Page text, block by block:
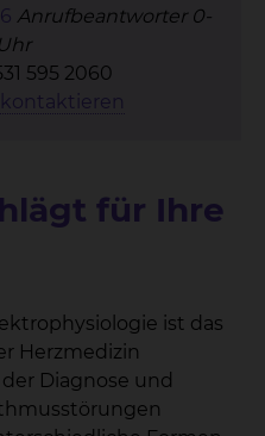
Anrufbeantworter 0-
595 2060
kontaktieren
für Ihre
ist das
Herzmedizin
Diagnose und